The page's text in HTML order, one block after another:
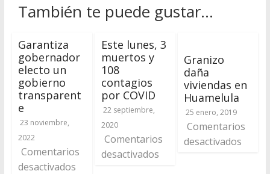
También te puede gustar...
Garantiza
gobernador
electo un
gobierno
transparent
e
23 noviembre,
2022
Comentarios
desactivados
Este lunes, 3
muertos y
108
contagios
por COVID
22 septiembre,
2020
Comentarios
desactivados
Granizo
daña
viviendas en
Huamelula
25 enero, 2019
Comentarios
desactivados